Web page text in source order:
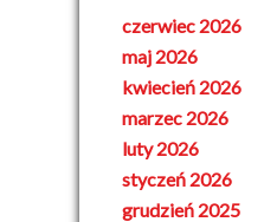
czerwiec 2026
maj 2026
kwiecień 2026
marzec 2026
luty 2026
styczeń 2026
grudzień 2025